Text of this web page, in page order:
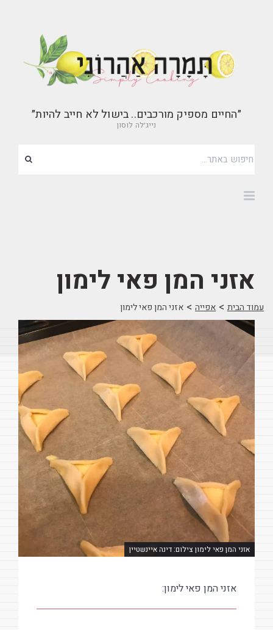
״החיים מספיק מורכבים.. בישול לא חייב להיות״
נייג׳לה לוסון
אזני המן פאי לימון
עמוד הבית > אפייה > אזני המן פאי לימון
אזני המן פאי לימון צילום: דינה איינשטיין
אזני המן פאי לימון: